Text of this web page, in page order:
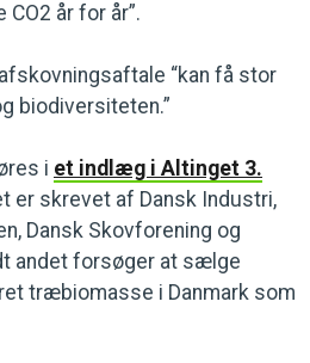
år for år”.
“kan få stor
biodiversiteten.”
i et indlæg i Altinget 3.
er skrevet af Dansk Industri,
Dansk Skovforening og
andet forsøger at sælge
træbiomasse i Danmark som